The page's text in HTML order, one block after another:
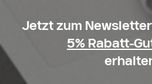
Jetzt zum
5% Rabatt-